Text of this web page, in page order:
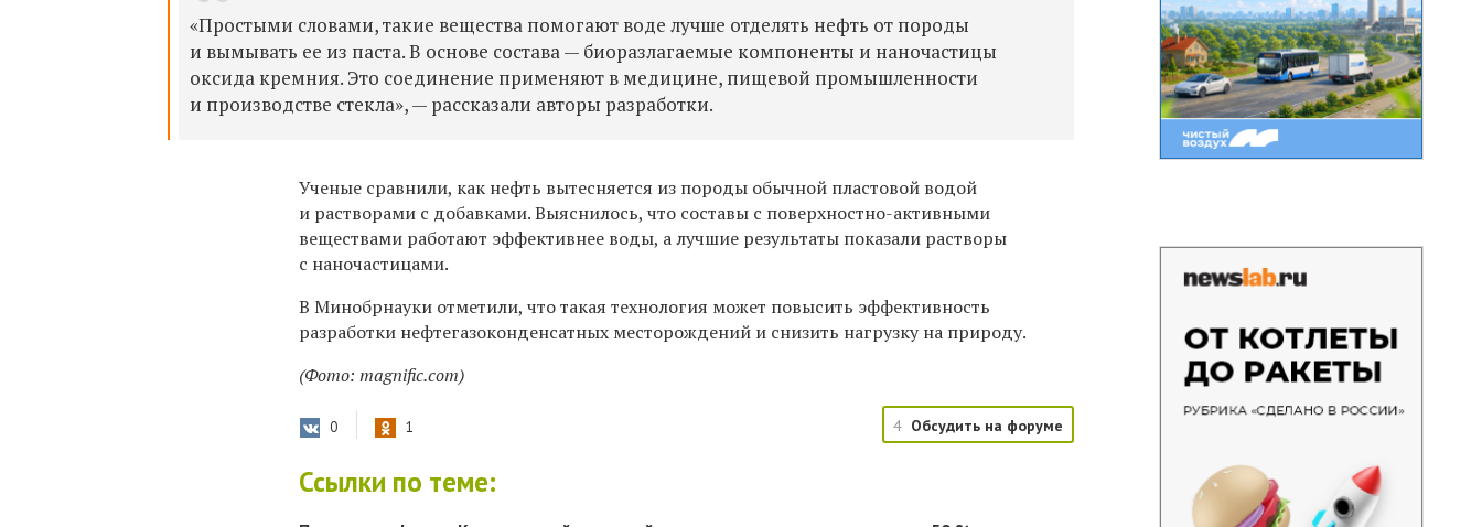
«Простыми словами, такие вещества помогают воде лучше отделять нефть от породы
и вымывать ее из паста. В основе состава — биоразлагаемые компоненты и наночастицы
оксида кремния. Это соединение применяют в медицине, пищевой промышленности
и производстве стекла», — рассказали авторы разработки.
Ученые сравнили, как нефть вытесняется из породы обычной пластовой водой
и растворами с добавками. Выяснилось, что составы с поверхностно-активными
веществами работают эффективнее воды, а лучшие результаты показали растворы
с наночастицами.
В Минобрнауки отметили, что такая технология может повысить эффективность
разработки нефтегазоконденсатных месторождений и снизить нагрузку на природу.
(Фото: magnific.com)
0 1 4 Обсудить на форуме
Ссылки по теме: